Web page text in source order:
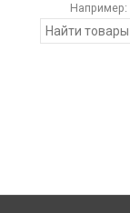
Например: